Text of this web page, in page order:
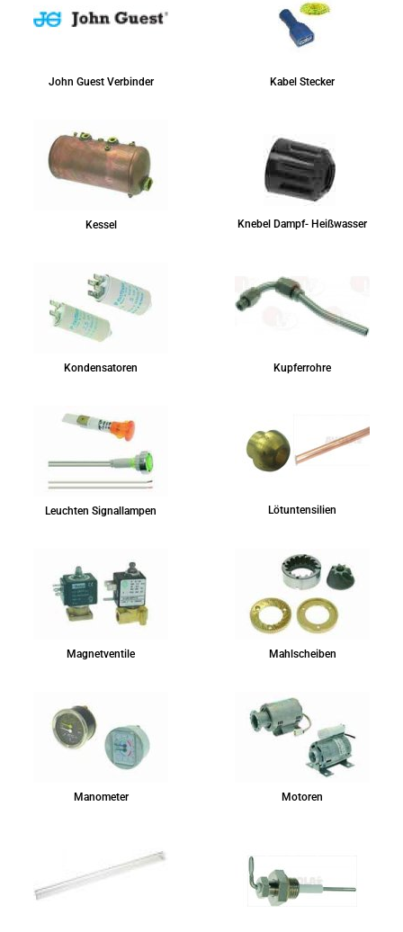
John Guest Verbinder Kabel Stecker
Kessel Knebel Dampf- Heißwasser
Kondensatoren Kupferrohre
Leuchten Signallampen Lötuntensilien
Magnetventile Mahlscheiben
Manometer Motoren